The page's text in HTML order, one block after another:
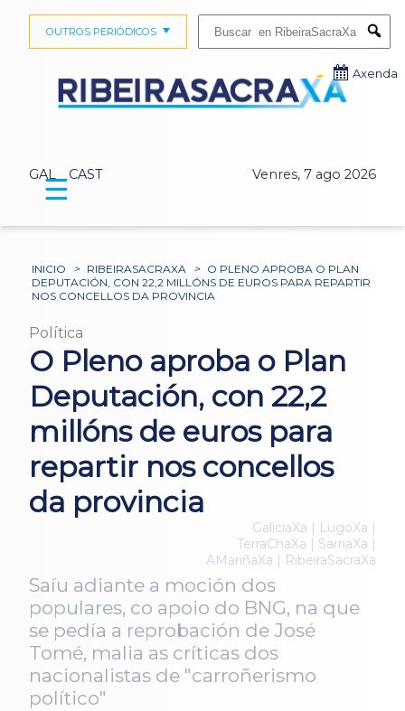
GAL CAST Venres, 7 ago 2026
OUTROS PERIÓDICOS
Axenda
☰
INICIO > RIBEIRASACRAXA > O PLENO APROBA O PLAN
DEPUTACIÓN, CON 22,2 MILLÓNS DE EUROS PARA REPARTIR
NOS CONCELLOS DA PROVINCIA
Política
O Pleno aproba o Plan
Deputación, con 22,2
millóns de euros para
repartir nos concellos
da provincia
GaliciaXa | LugoXa |
TerraChaXa | SarriaXa |
AMariñaXa | RibeiraSacraXa
Saíu adiante a moción dos
populares, co apoio do BNG, na que
se pedía a reprobación de José
Tomé, malia as críticas dos
nacionalistas de "carroñerismo
político"